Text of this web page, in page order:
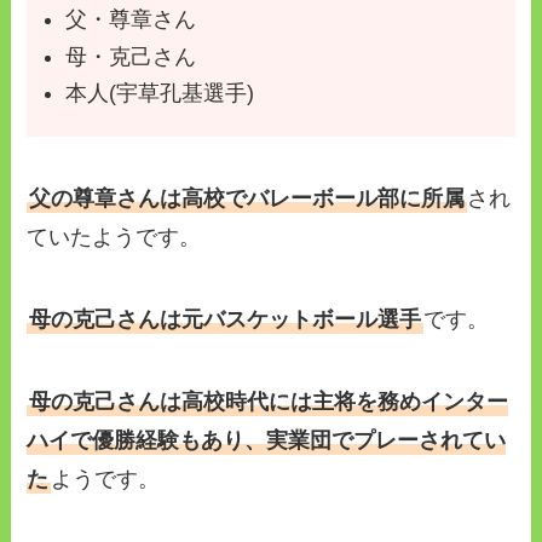
父・尊章さん
母・克己さん
本人(宇草孔基選手)
父の尊章さんは高校でバレーボール部に所属され
ていたようです。
母の克己さんは元バスケットボール選手です。
母の克己さんは高校時代には主将を務めインター
ハイで優勝経験もあり、実業団でプレーされてい
たようです。